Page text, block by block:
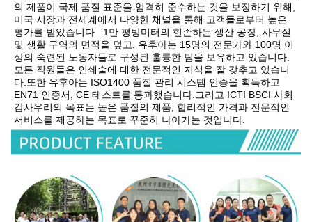
의 제품이 국제 품질 표준을 엄격히 준수하는 것을 보장하기 위해,
미국 시장과 전세계에서 다양한 채널을 통해 고객들로부터 높은
평가를 받았습니다.. 1만 평방미터의 현존하는 생산 공장, 사무실
및 생활 구역의 면적을 덮고, 유후아는 15명의 전문가와 100명 이
상의 숙련된 노동자들로 구성된 훌륭한 팀을 보유하고 있습니다.
모든 직원들은 인쇄술에 대한 전문적인 지식을 잘 갖추고 있습니
다.또한 유후아는 ISO1400 품질 관리 시스템 인증을 획득하고
EN71 인증서, CE 테스트를 통과했습니다.그리고 ICTI BSCI 사회
감사우리의 목표는 높은 품질의 제품, 합리적인 가격과 전문적인
서비스를 제공하는 목표로 꾸준히 나아가는 것입니다.